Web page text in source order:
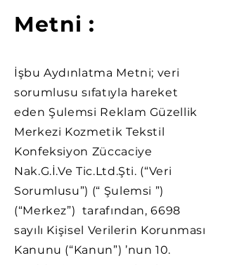
Metni :
İşbu Aydınlatma Metni; veri
sorumlusu sıfatıyla hareket
eden Şulemsi Reklam Güzellik
Merkezi Kozmetik Tekstil
Konfeksiyon Züccaciye
Nak.G.İ.Ve Tic.Ltd.Şti. (“Veri
Sorumlusu”) (“ Şulemsi ”)
(“Merkez”) tarafından, 6698
sayılı Kişisel Verilerin Korunması
Kanunu (“Kanun”) ’nun 10.